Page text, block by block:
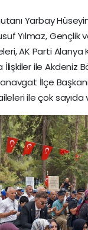
Yarbay
Yılmaz, Gençlik
AK Parti Alanya
İlişkiler ile Akdeniz
İlçe
ile çok sayıda